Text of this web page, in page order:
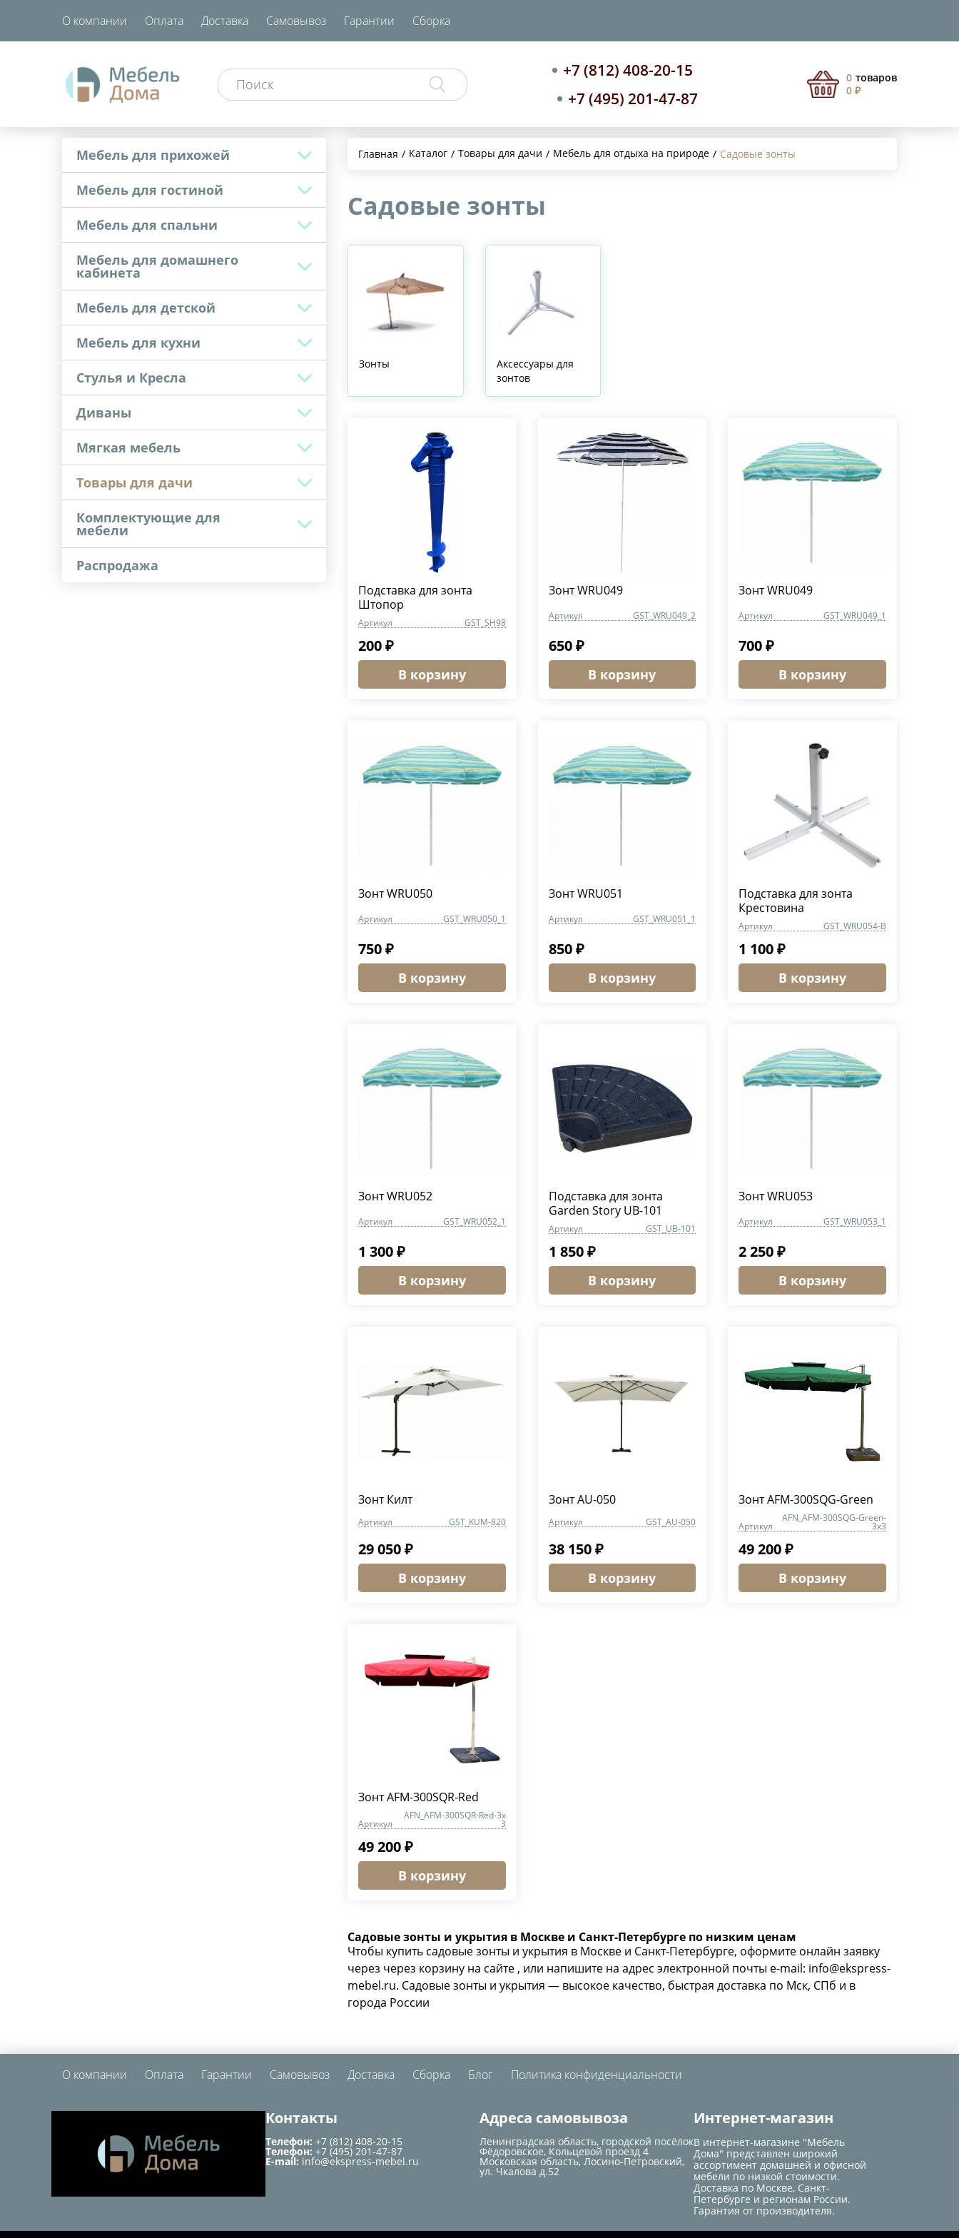
О компании Оплата Доставка Самовывоз Гарантии Сборка
+7 (812) 408-20-15
+7 (495) 201-47-87
0 товаров
0 ₽
Мебель для прихожей
Мебель для гостиной
Мебель для спальни
Мебель для домашнего
кабинета
Мебель для детской
Мебель для кухни
Стулья и Кресла
Диваны
Мягкая мебель
Товары для дачи
Комплектующие для
мебели
Распродажа
Главная Каталог Товары для дачи Мебель для отдыха на природе Садовые зонты
Садовые зонты
Зонты
Аксессуары для
зонтов
Подставка для зонта
Штопор
Артикул GST_SH98
200 ₽
В корзину
Зонт WRU049
Артикул GST_WRU049_2
650 ₽
В корзину
Зонт WRU049
Артикул GST_WRU049_1
700 ₽
В корзину
Зонт WRU050
Артикул GST_WRU050_1
750 ₽
В корзину
Зонт WRU051
Артикул GST_WRU051_1
850 ₽
В корзину
Подставка для зонта
Крестовина
Артикул GST_WRU054-B
1 100 ₽
В корзину
Зонт WRU052
Артикул GST_WRU052_1
1 300 ₽
В корзину
Подставка для зонта
Garden Story UB-101
Артикул GST_UB-101
1 850 ₽
В корзину
Зонт WRU053
Артикул GST_WRU053_1
2 250 ₽
В корзину
Зонт Килт
Артикул GST_KUM-820
29 050 ₽
В корзину
Зонт AU-050
Артикул GST_AU-050
38 150 ₽
В корзину
Зонт AFM-300SQG-Green
Артикул
AFN_AFM-300SQG-Green-
3x3
49 200 ₽
В корзину
Зонт AFM-300SQR-Red
Артикул
AFN_AFM-300SQR-Red-3x
3
49 200 ₽
В корзину
Садовые зонты и укрытия в Москве и Санкт-Петербурге по низким ценам
Чтобы купить садовые зонты и укрытия в Москве и Санкт-Петербурге, оформите онлайн заявку
через через корзину на сайте , или напишите на адрес электронной почты e-mail: info@ekspress-
mebel.ru. Садовые зонты и укрытия — высокое качество, быстрая доставка по Мск, СПб и в
города России
О компании Оплата Гарантии Самовывоз Доставка Сборка Блог Политика конфиденциальности
Контакты
Телефон: +7 (812) 408-20-15
Телефон: +7 (495) 201-47-87
E-mail: info@ekspress-mebel.ru
Адреса самовывоза
Ленинградская область, городской посёлок
Фёдоровское, Кольцевой проезд 4
Московская область, Лосино-Петровский,
ул. Чкалова д.52
Интернет-магазин
В интернет-магазине "Мебель
Дома" представлен широкий
ассортимент домашней и офисной
мебели по низкой стоимости.
Доставка по Москве, Санкт-
Петербурге и регионам России.
Гарантия от производителя.